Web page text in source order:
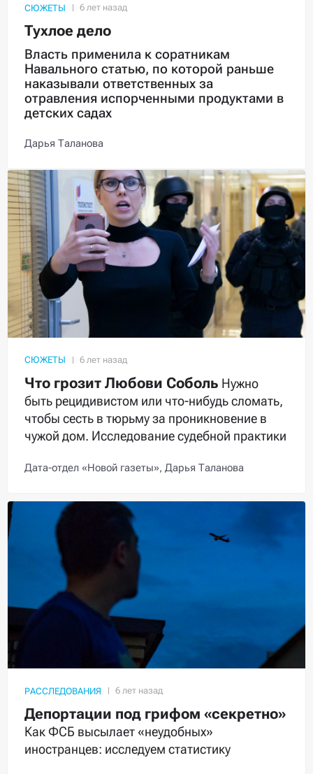
СЮЖЕТЫ
Тухлое дело
Власть применила к соратникам
Навального статью, по которой раньше
наказывали ответственных за
отравления испорченными продуктами в
детских садах
Дарья Таланова
СЮЖЕТЫ
Что грозит Любови Соболь Нужно
быть рецидивистом или что-нибудь сломать,
чтобы сесть в тюрьму за проникновение в
чужой дом. Исследование судебной практики
Дата-отдел «Новой газеты», Дарья Таланова
РАССЛЕДОВАНИЯ
Депортации под грифом «секретно»
Как ФСБ высылает «неудобных»
иностранцев: исследуем статистику